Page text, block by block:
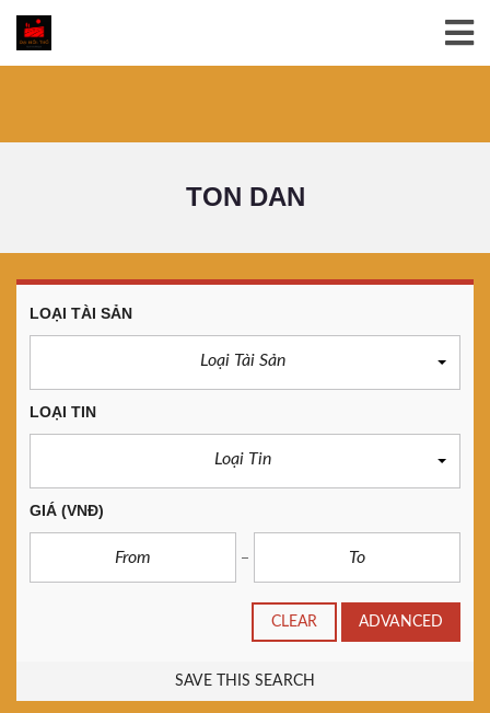
TON DAN
LOẠI TÀI SẢN
Loại Tài Sản
LOẠI TIN
Loại Tin
GIÁ (VNĐ)
CLEAR ADVANCED
SAVE THIS SEARCH